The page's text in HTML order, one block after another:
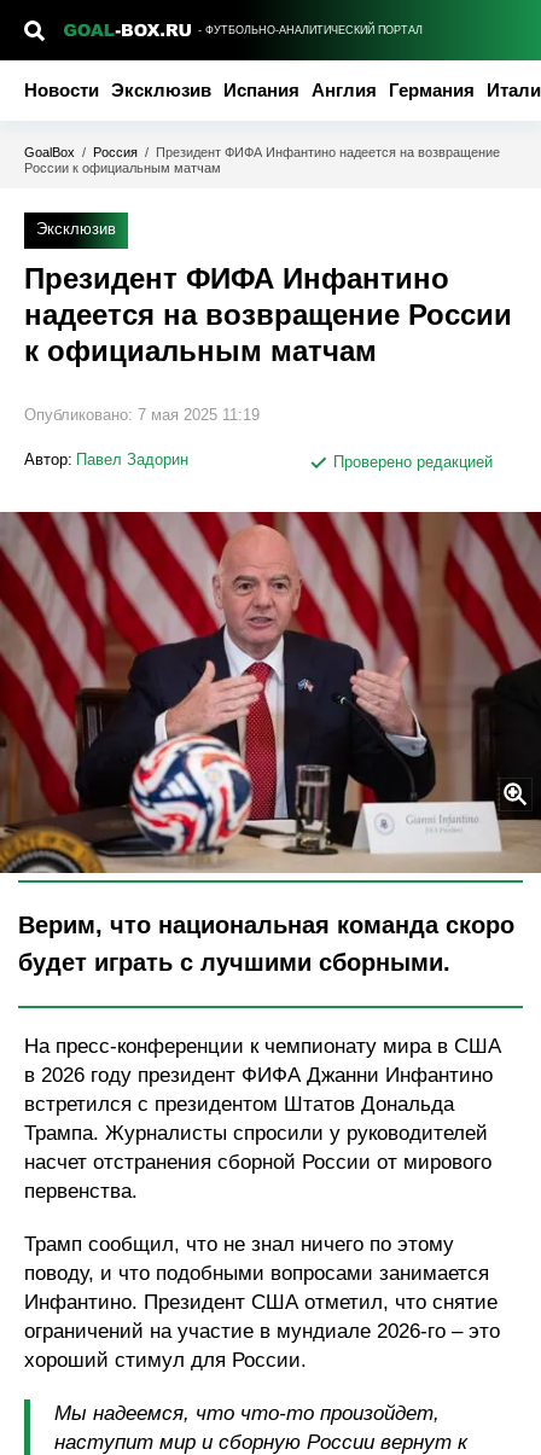
- ФУТБОЛЬНО-АНАЛИТИЧЕСКИЙ ПОРТАЛ
Новости Эксклюзив Испания Англия Германия
GoalBox / Россия / Президент ФИФА Инфантино надеется на возвращение
России к официальным матчам
Эксклюзив
Президент ФИФА Инфантино
надеется на возвращение России
к официальным матчам
Опубликовано: 7 мая 2025 11:19
Автор: Павел Задорин Проверено редакцией
Legion-Media
Верим, что национальная команда скоро
будет играть с лучшими сборными.
На пресс-конференции к чемпионату мира в США
в 2026 году президент ФИФА Джанни Инфантино
встретился с президентом Штатов Дональда
Трампа. Журналисты спросили у руководителей
насчет отстранения сборной России от мирового
первенства.
Трамп сообщил, что не знал ничего по этому
поводу, и что подобными вопросами занимается
Инфантино. Президент США отметил, что снятие
ограничений на участие в мундиале 2026-го – это
хороший стимул для России.
Мы надеемся, что что-то произойдет,
наступит мир и сборную России вернут к